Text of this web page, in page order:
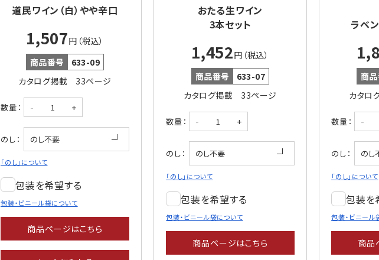
道民ワイン（白）やや辛口
1,507円（税込）
商品番号
633-09
カタログ掲載 33ページ
数量： - +
のし：
「のし」について
包装を希望する
包装・ビニール袋について
商品ページはこちら
おたる生ワイン
3本セット
1,452円（税込）
商品番号
633-07
カタログ掲載 33ページ
数量： - +
のし：
「のし」について
包装を希望する
包装・ビニール袋について
商品ページはこちら
ラベ
商
カタロ
数量： -
のし：
「のし」について
包装を
包装・ビニール
商品